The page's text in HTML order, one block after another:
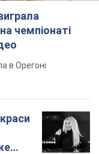
чемпіонаті
в Орегоні